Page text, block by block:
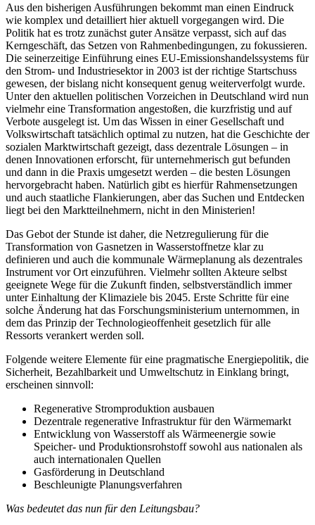
Aus den bisherigen Ausführungen bekommt man einen Eindruck
wie komplex und detailliert hier aktuell vorgegangen wird. Die
Politik hat es trotz zunächst guter Ansätze verpasst, sich auf das
Kerngeschäft, das Setzen von Rahmenbedingungen, zu fokussieren.
Die seinerzeitige Einführung eines EU-Emissionshandelssystems für
den Strom- und Industriesektor in 2003 ist der richtige Startschuss
gewesen, der bislang nicht konsequent genug weiterverfolgt wurde.
Unter den aktuellen politischen Vorzeichen in Deutschland wird nun
vielmehr eine Transformation angestoßen, die kurzfristig und auf
Verbote ausgelegt ist. Um das Wissen in einer Gesellschaft und
Volkswirtschaft tatsächlich optimal zu nutzen, hat die Geschichte der
sozialen Marktwirtschaft gezeigt, dass dezentrale Lösungen – in
denen Innovationen erforscht, für unternehmerisch gut befunden
und dann in die Praxis umgesetzt werden – die besten Lösungen
hervorgebracht haben. Natürlich gibt es hierfür Rahmensetzungen
und auch staatliche Flankierungen, aber das Suchen und Entdecken
liegt bei den Marktteilnehmern, nicht in den Ministerien!
Das Gebot der Stunde ist daher, die Netzregulierung für die
Transformation von Gasnetzen in Wasserstoffnetze klar zu
definieren und auch die kommunale Wärmeplanung als dezentrales
Instrument vor Ort einzuführen. Vielmehr sollten Akteure selbst
geeignete Wege für die Zukunft finden, selbstverständlich immer
unter Einhaltung der Klimaziele bis 2045. Erste Schritte für eine
solche Änderung hat das Forschungsministerium unternommen, in
dem das Prinzip der Technologieoffenheit gesetzlich für alle
Ressorts verankert werden soll.
Folgende weitere Elemente für eine pragmatische Energiepolitik, die
Sicherheit, Bezahlbarkeit und Umweltschutz in Einklang bringt,
erscheinen sinnvoll:
Regenerative Stromproduktion ausbauen
Dezentrale regenerative Infrastruktur für den Wärmemarkt
Entwicklung von Wasserstoff als Wärmeenergie sowie
Speicher- und Produktionsrohstoff sowohl aus nationalen als
auch internationalen Quellen
Gasförderung in Deutschland
Beschleunigte Planungsverfahren
Was bedeutet das nun für den Leitungsbau?